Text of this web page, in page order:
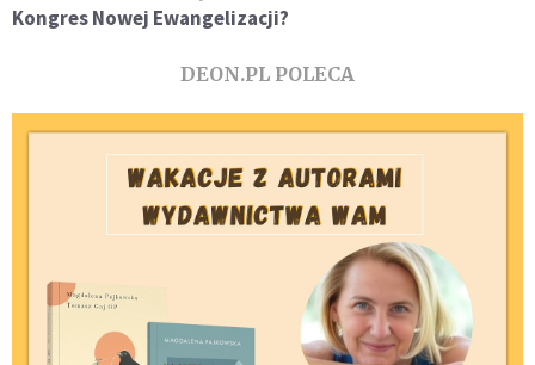
Kongres Nowej Ewangelizacji?
DEON.PL POLECA